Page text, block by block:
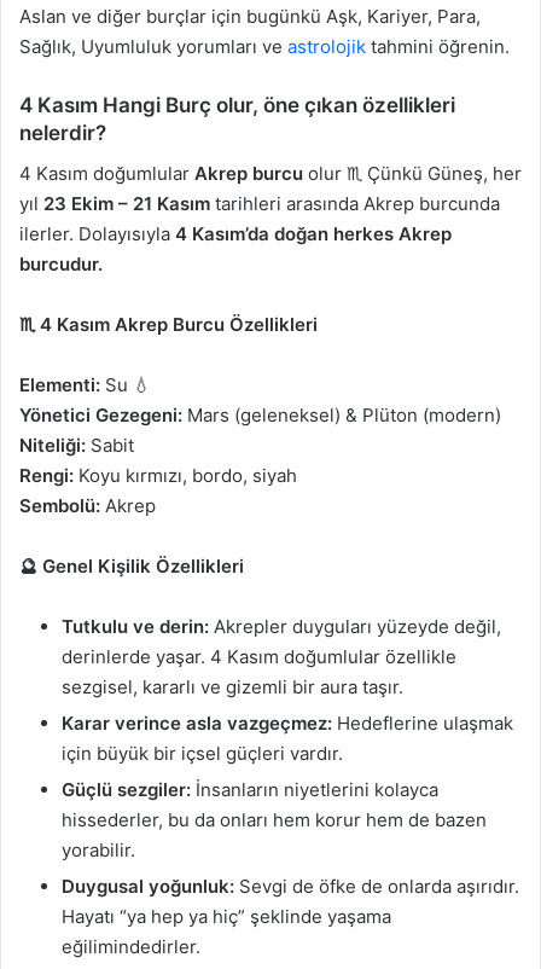
Aslan ve diğer burçlar için bugünkü Aşk, Kariyer, Para,
Sağlık, Uyumluluk yorumları ve astrolojik tahmini öğrenin.
4 Kasım Hangi Burç olur, öne çıkan özellikleri
nelerdir?
4 Kasım doğumlular Akrep burcu olur ♏️ Çünkü Güneş, her
yıl 23 Ekim – 21 Kasım tarihleri arasında Akrep burcunda
ilerler. Dolayısıyla 4 Kasım’da doğan herkes Akrep
burcudur.
♏ 4 Kasım Akrep Burcu Özellikleri
Elementi: Su 💧
Yönetici Gezegeni: Mars (geleneksel) & Plüton (modern)
Niteliği: Sabit
Rengi: Koyu kırmızı, bordo, siyah
Sembolü: Akrep
🔮 Genel Kişilik Özellikleri
Tutkulu ve derin: Akrepler duyguları yüzeyde değil,
derinlerde yaşar. 4 Kasım doğumlular özellikle
sezgisel, kararlı ve gizemli bir aura taşır.
Karar verince asla vazgeçmez: Hedeflerine ulaşmak
için büyük bir içsel güçleri vardır.
Güçlü sezgiler: İnsanların niyetlerini kolayca
hissederler, bu da onları hem korur hem de bazen
yorabilir.
Duygusal yoğunluk: Sevgi de öfke de onlarda aşırıdır.
Hayatı “ya hep ya hiç” şeklinde yaşama
eğilimindedirler.